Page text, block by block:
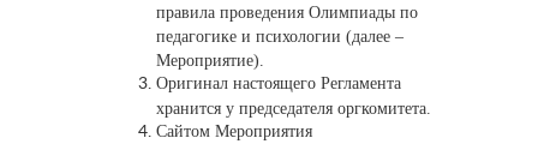
правила проведения Олимпиады по
педагогике и психологии (далее –
Мероприятие).
Оригинал настоящего Регламента
хранится у председателя оргкомитета.
Сайтом Мероприятия